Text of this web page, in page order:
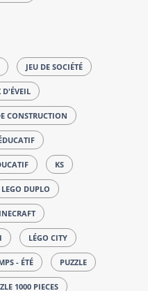
JEU DE SOCIÉTÉ
D'ÉVEIL
CONSTRUCTION
KS
LEGO DUPLO
LÉGO CITY
- ÉTÉ PUZZLE
1000 PIECES